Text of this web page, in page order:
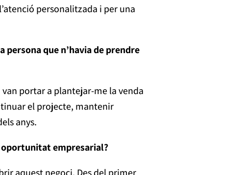
personalitzada i per una
que n’havia de prendre
portar a plantejar-me la venda
el projecte, mantenir
anys.
oportunitat empresarial?
aquest negoci. Des del primer